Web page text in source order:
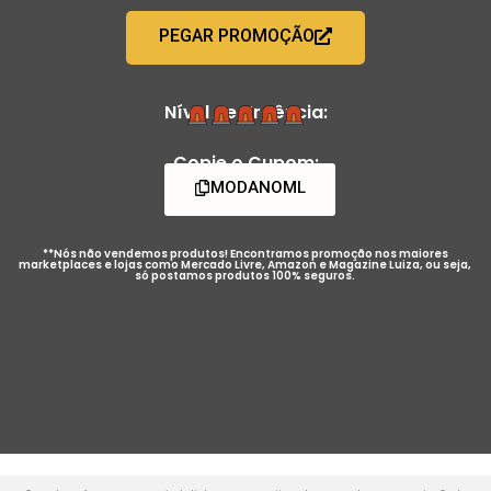
PEGAR PROMOÇÃO
Nível de Urgência:
Copie o Cupom:
MODANOML
**Nós não vendemos produtos! Encontramos promoção nos maiores
marketplaces e lojas como Mercado Livre, Amazon e Magazine Luiza, ou seja,
só postamos produtos 100% seguros.